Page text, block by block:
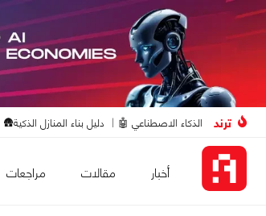
ترند الذكاء الاصطناعي 🤖 دليل بناء المنازل الذكية🛖
أخبار مقالات مراجعات